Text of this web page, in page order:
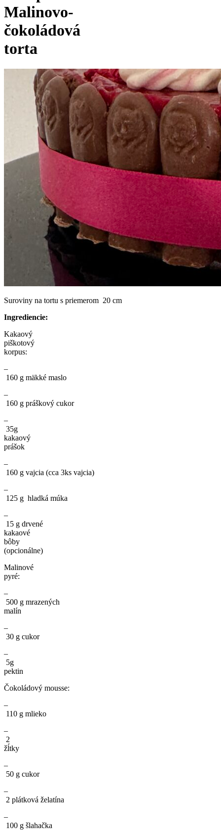
Malinovo-
čokoládová
torta
Suroviny na tortu s priemerom 20 cm
Ingrediencie:
Kakaový
piškotový
korpus:
–
160 g mäkké maslo
–
160 g práškový cukor
–
35g
kakaový
prášok
–
160 g vajcia (cca 3ks vajcia)
–
125 g hladká múka
–
15 g drvené
kakaové
bôby
(opcionálne)
Malinové
pyré:
–
500 g mrazených
malín
–
30 g cukor
–
5g
pektin
Čokoládový mousse:
–
110 g mlieko
–
2
žĺtky
–
50 g cukor
–
2 plátková želatína
–
100 g šlahačka